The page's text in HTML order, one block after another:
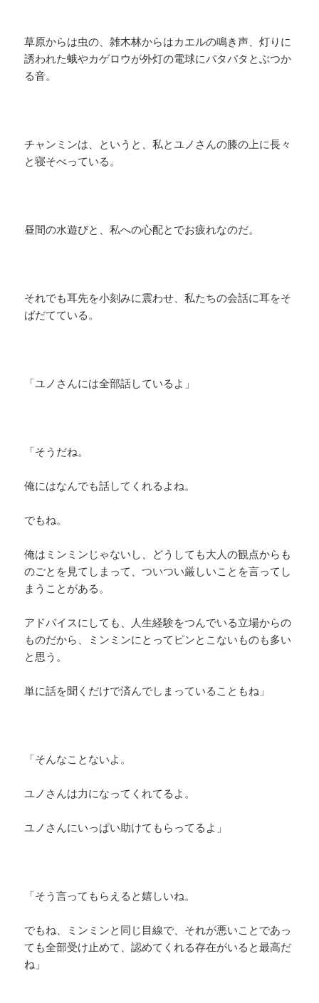
草原からは虫の、雑木林からはカエルの鳴き声、灯りに
誘われた蛾やカゲロウが外灯の電球にパタパタとぶつか
る音。
チャンミンは、というと、私とユノさんの膝の上に長々
と寝そべっている。
昼間の水遊びと、私への心配とでお疲れなのだ。
それでも耳先を小刻みに震わせ、私たちの会話に耳をそ
ばだてている。
「ユノさんには全部話しているよ」
「そうだね。
俺にはなんでも話してくれるよね。
でもね。
俺はミンミンじゃないし、どうしても大人の観点からも
のごとを見てしまって、ついつい厳しいことを言ってし
まうことがある。
アドバイスにしても、人生経験をつんでいる立場からの
ものだから、ミンミンにとってピンとこないものも多い
と思う。
単に話を聞くだけで済んでしまっていることもね」
「そんなことないよ。
ユノさんは力になってくれてるよ。
ユノさんにいっぱい助けてもらってるよ」
「そう言ってもらえると嬉しいね。
でもね、ミンミンと同じ目線で、それが悪いことであっ
ても全部受け止めて、認めてくれる存在がいると最高だ
ね」